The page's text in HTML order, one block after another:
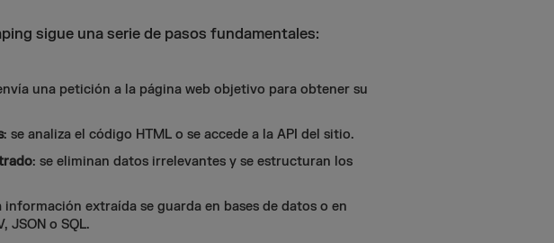
sigue una serie de pasos fundamentales:
una petición a la página web objetivo para obtener su
: se analiza el código HTML o se accede a la API del sitio.
: se eliminan datos irrelevantes y se estructuran los
información extraída se guarda en bases de datos o en
JSON o SQL.